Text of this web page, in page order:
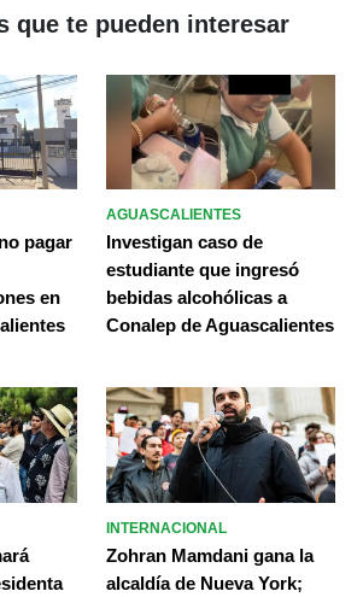
que te pueden interesar
pagar
en
AGUASCALIENTES
Investigan caso de
estudiante que ingresó
bebidas alcohólicas a
Conalep de Aguascalientes
INTERNACIONAL
Zohran Mamdani gana la
alcaldía de Nueva York;